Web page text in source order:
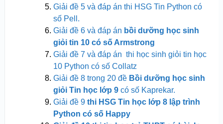
Giải đề 5 và đáp án thi HSG Tin Python có
số Pell.
Giải đề 6 và đáp án bồi dưỡng học sinh
giỏi tin 10 có số Armstrong
Giải đề 7 và đáp án thi học sinh giỏi tin học
10 Python có số Collatz
Giải đề 8 trong 20 đề Bồi dưỡng học sinh
giỏi Tin học lớp 9có số Kaprekar.
Giải đề 9 thi HSG Tin học lớp 8 lập trình
Python có số Happy